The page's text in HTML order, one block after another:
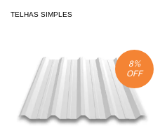
TELHAS SIMPLES
8%
OFF